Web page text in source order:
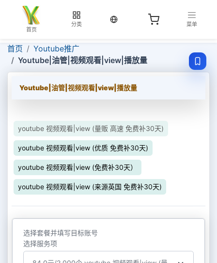
首页
分类
当前语言：中文
菜单
首页
Youtube推广
Youtube|油管|视频观看|view|播放量
Youtube|油管|视频观看|view|播放量
youtube 视频观看|view (量贩 高速 免费补30天)
youtube 视频观看|view (优质 免费补30天)
youtube 视频观看|view (免费补30天）
youtube 视频观看|view (来源英国 免费补30天)
选择套餐并填写目标账号
选择服务项